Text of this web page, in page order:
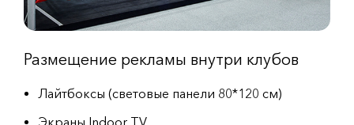
Размещение рекламы внутри клубов
Лайтбоксы (световые панели 80*120 см)